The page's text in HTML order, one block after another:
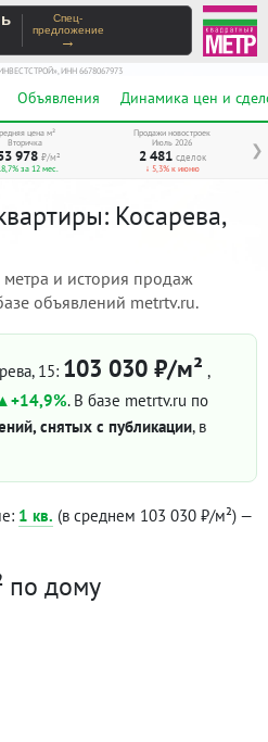
Спец-
предложение
→
ИНН 6678067973
Объявления Динамика цен и
❯
цена м²
Вторичка
978 ₽/м²
за 12 мес.
Продажи новостроек
Июль 2026
2 481 сделок
↓ 5,3% к июню
Косарева,
и история продаж
объявлений metrtv.ru.
15: 103 030 ₽/м² ,
+14,9%. В базе metrtv.ru по
снятых с публикации, в
1 кв. (в среднем 103 030 ₽/м²) —
по дому